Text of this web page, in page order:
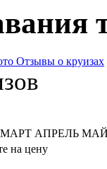
Отзывы о круизах
МАРТ АПРЕЛЬ
на цену